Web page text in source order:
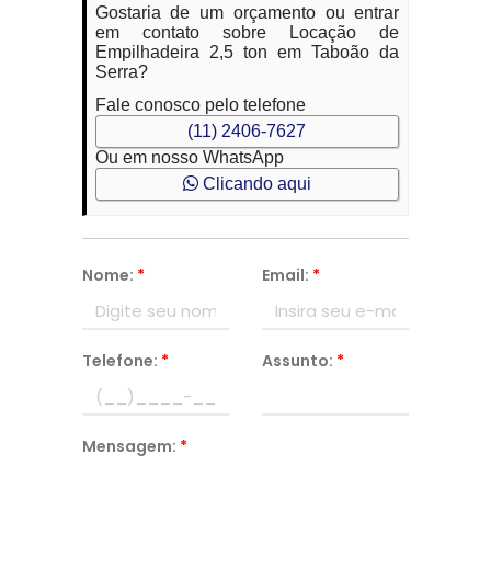
Gostaria de um orçamento ou entrar
em contato sobre Locação de
Empilhadeira 2,5 ton em Taboão da
Serra?
Fale conosco pelo telefone
(11) 2406-7627
Ou em nosso WhatsApp
Clicando aqui
Nome: * Email: *
Telefone: * Assunto: *
Mensagem: *